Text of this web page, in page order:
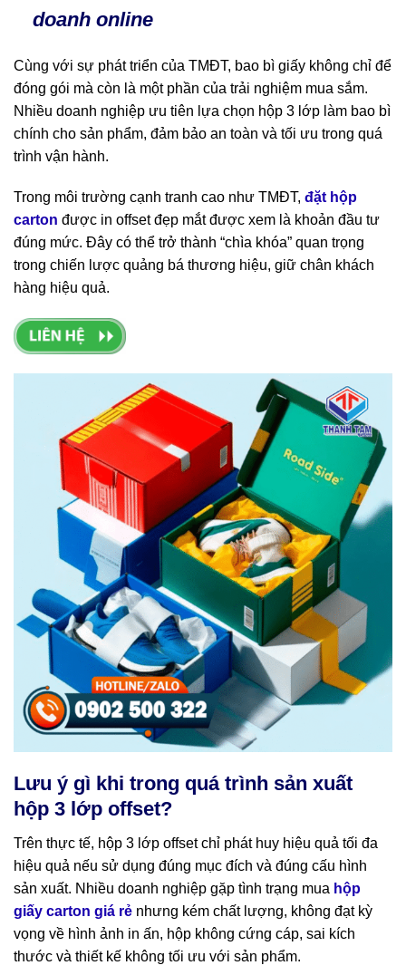
doanh online
Cùng với sự phát triển của TMĐT, bao bì giấy không chỉ để
đóng gói mà còn là một phần của trải nghiệm mua sắm.
Nhiều doanh nghiệp ưu tiên lựa chọn hộp 3 lớp làm bao bì
chính cho sản phẩm, đảm bảo an toàn và tối ưu trong quá
trình vận hành.
Trong môi trường cạnh tranh cao như TMĐT, đặt hộp
carton được in offset đẹp mắt được xem là khoản đầu tư
đúng mức. Đây có thể trở thành “chìa khóa” quan trọng
trong chiến lược quảng bá thương hiệu, giữ chân khách
hàng hiệu quả.
Lưu ý gì khi trong quá trình sản xuất
hộp 3 lớp offset?
Trên thực tế, hộp 3 lớp offset chỉ phát huy hiệu quả tối đa
hiệu quả nếu sử dụng đúng mục đích và đúng cấu hình
sản xuất. Nhiều doanh nghiệp gặp tình trạng mua hộp
giấy carton giá rẻ nhưng kém chất lượng, không đạt kỳ
vọng về hình ảnh in ấn, hộp không cứng cáp, sai kích
thước và thiết kế không tối ưu với sản phẩm.